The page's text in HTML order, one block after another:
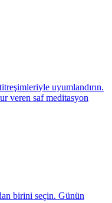
uyumlandırın.
veren saf meditasyon
birini seçin. Günün